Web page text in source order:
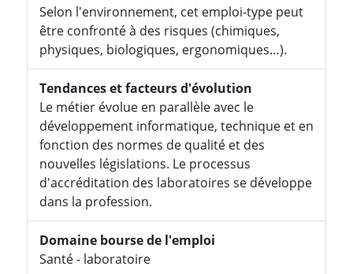
Selon l'environnement, cet emploi-type peut
être confronté à des risques (chimiques,
physiques, biologiques, ergonomiques…).
Tendances et facteurs d'évolution
Le métier évolue en parallèle avec le
développement informatique, technique et en
fonction des normes de qualité et des
nouvelles législations. Le processus
d'accréditation des laboratoires se développe
dans la profession.
Domaine bourse de l'emploi
Santé - laboratoire